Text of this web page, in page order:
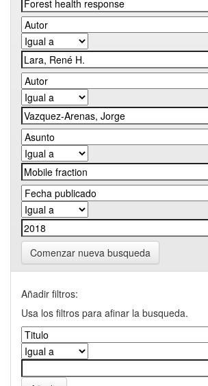
Comenzar nueva busqueda
Añadir filtros:
Usa los filtros para afinar la busqueda.